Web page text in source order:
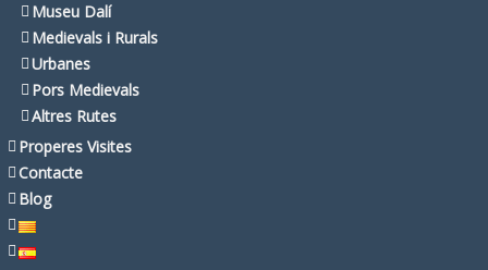
Museu Dalí
Medievals i Rurals
Urbanes
Pors Medievals
Altres Rutes
Properes Visites
Contacte
Blog